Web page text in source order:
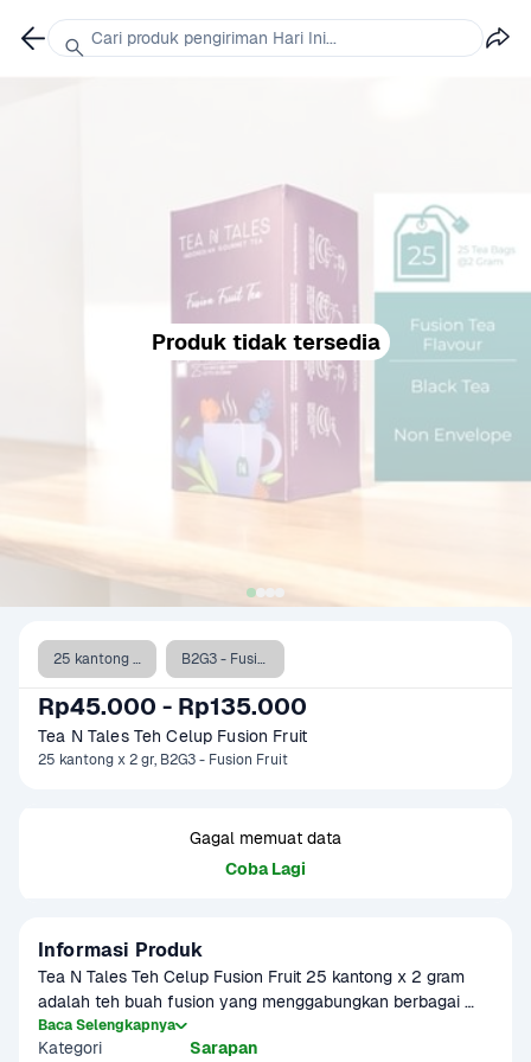
Produk tidak tersedia
25 kantong x 2 gr B2G3 - Fusion Fruit
Rp45.000 - Rp135.000
Tea N Tales Teh Celup Fusion Fruit
25 kantong x 2 gr, B2G3 - Fusion Fruit
Gagal memuat data
Coba Lagi
Informasi Produk
Tea N Tales Teh Celup Fusion Fruit 25 kantong x 2 gram
adalah teh buah fusion yang menggabungkan berbagai
rasa buah segar dalam satu kantong teh. Memberikan rasa
manis dan segar dengan sensasi alami yang menyegarkan,
Baca Selengkapnya
Kategori Sarapan
Cari produk pengiriman Hari Ini...